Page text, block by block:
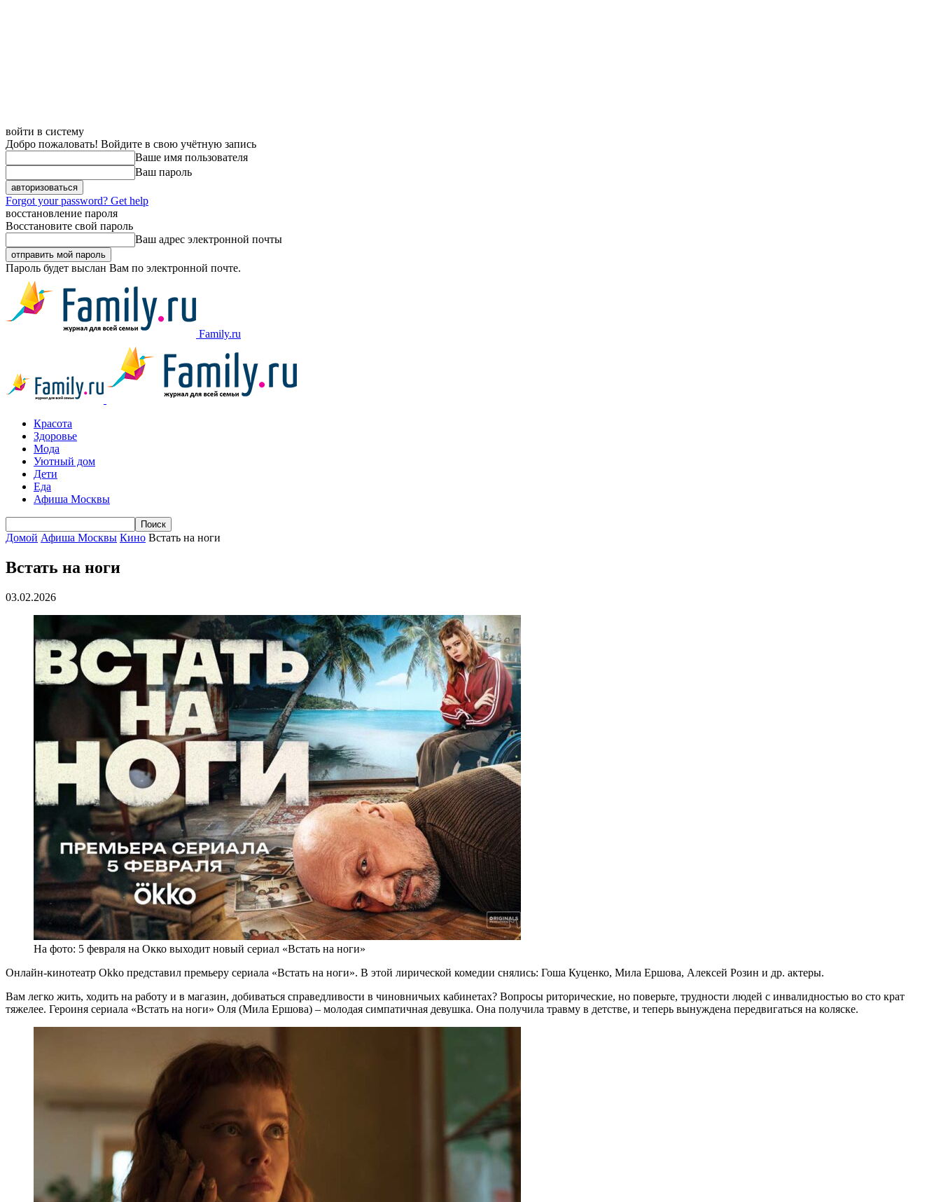
войти в систему
Добро пожаловать! Войдите в свою учётную запись
Ваше имя пользователя
Ваш пароль
Forgot your password? Get help
восстановление пароля
Восстановите свой пароль
Ваш адрес электронной почты
Пароль будет выслан Вам по электронной почте.
Family.ru
Красота
Здоровье
Мода
Уютный дом
Дети
Еда
Афиша Москвы
Домой Афиша Москвы Кино Встать на ноги
Встать на ноги
03.02.2026
На фото: 5 февраля на Окко выходит новый сериал «Встать на ноги»
Онлайн-кинотеатр Okko представил премьеру сериала «Встать на ноги». В этой лирической комедии снялись: Гоша Куценко, Мила Ершова, Алексей Розин и др. актеры.
Вам легко жить, ходить на работу и в магазин, добиваться справедливости в чиновничьих кабинетах? Вопросы риторические, но поверьте, трудности людей с инвалидностью во сто крат
тяжелее. Героиня сериала «Встать на ноги» Оля (Мила Ершова) – молодая симпатичная девушка. Она получила травму в детстве, и теперь вынуждена передвигаться на коляске.